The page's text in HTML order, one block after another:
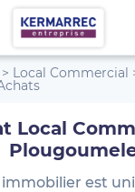
> Local Commercial
Local
est